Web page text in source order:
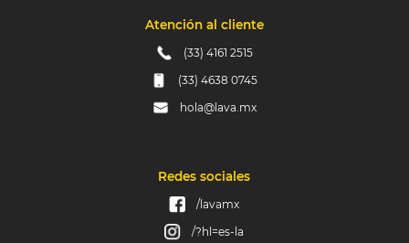
Atención al cliente
(33) 4161 2515
(33) 4638 0745
hola@lava.mx
Redes sociales
/lavamx
/?hl=es-la